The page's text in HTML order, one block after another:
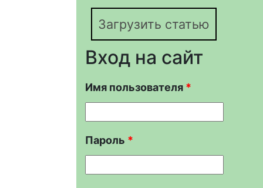
Загрузить статью
Вход на сайт
Имя пользователя *
Пароль *